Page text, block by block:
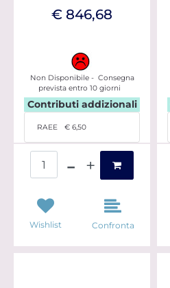
€ 846,68
Non Disponibile - Consegna
prevista entro 10 giorni
Contributi addizionali
RAEE € 6,50
Wishlist Confronta